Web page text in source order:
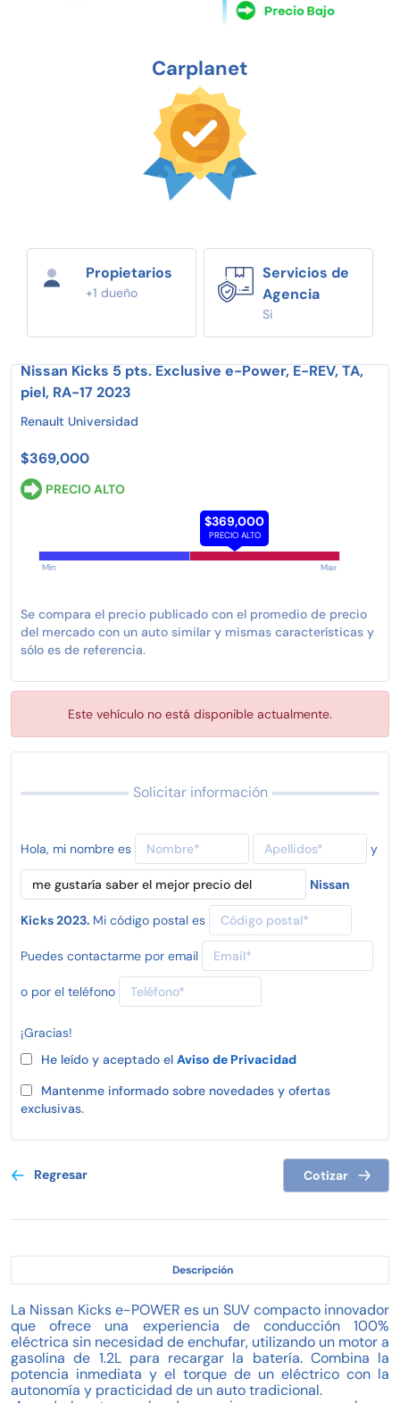
Carplanet
Propietarios
+1 dueño
Servicios de
Agencia
Si
Nissan Kicks 5 pts. Exclusive e-Power, E-REV, TA,
piel, RA-17 2023
Renault Universidad
$369,000
PRECIO ALTO
$369,000
PRECIO ALTO
Min Max
Se compara el precio publicado con el promedio de precio
del mercado con un auto similar y mismas características y
sólo es de referencia.
Este vehículo no está disponible actualmente.
Solicitar información
Hola, mi nombre es y
Nissan
Kicks 2023. Mi código postal es
Puedes contactarme por email
o por el teléfono
¡Gracias!
He leído y aceptado el Aviso de Privacidad
Mantenme informado sobre novedades y ofertas
exclusivas.
Regresar Cotizar
Descripción
La Nissan Kicks e-POWER es un SUV compacto innovador
que ofrece una experiencia de conducción 100%
eléctrica sin necesidad de enchufar, utilizando un motor a
gasolina de 1.2L para recargar la batería. Combina la
potencia inmediata y el torque de un eléctrico con la
autonomía y practicidad de un auto tradicional.